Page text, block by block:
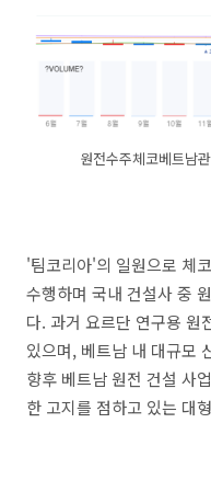
원전수주체코베트남
'팀코리아'의 일원으로 체
수행하며 국내 건설사 중
다. 과거 요르단 연구용 원
있으며, 베트남 내 대규모
향후 베트남 원전 건설 사
한 고지를 점하고 있는 대